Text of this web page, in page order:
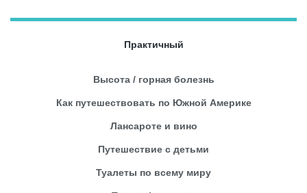
Практичный
Высота / горная болезнь
Как путешествовать по Южной Америке
Лансароте и вино
Путешествие с детьми
Туалеты по всему миру